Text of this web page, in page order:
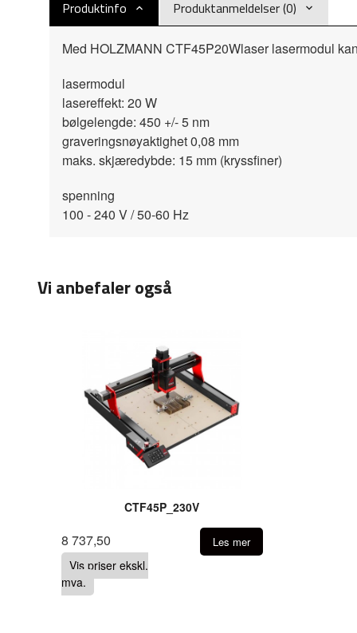
Produktinfo Produktanmeldelser (0)
Med HOLZMANN CTF45P20Wlaser lasermodul
lasermodul
lasereffekt: 20 W
bølgelengde: 450 +/- 5 nm
graveringsnøyaktighet 0,08 mm
maks. skjæredybde: 15 mm (kryssfiner)
spenning
100 - 240 V / 50-60 Hz
Vi anbefaler også
CTF45P_230V
8 737,50
Vis priser ekskl.
mva.
Les mer